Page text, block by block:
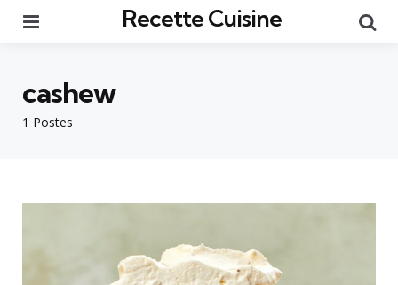
Recette Cuisine
1 Postes
cashew